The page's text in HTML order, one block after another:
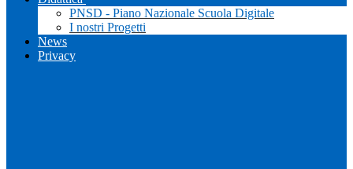
PNSD - Piano Nazionale Scuola Digitale
I nostri Progetti
News
Privacy